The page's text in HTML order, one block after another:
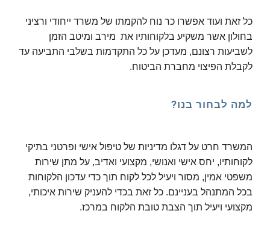
כל זאת ועוד אפשרו כר נוח להקמתו של משרד ייחודי ורציני
בחולון אשר משקיע בלקוחותיו את מירב ומיטב הזמן
לשביעות רצונם, מעדכן על כל התקדמות בשלבי התביעה עד
לקבלת הפיצוי מחברת הביטוח.
למה לבחור בנו?
המשרד חרט על דגלו מדיניות של טיפול אישי ופרטני בתיקי
לקוחותיו, יחס אישי ואנושי, מקצועי ואדיב, על מתן שירות
משפטי אמין, מסור ויעיל לכל לקוח תוך כדי עדכון הלקוחות
בכל המתנהל בעניינם. כל זאת בכדי להעניק שירות איכותי,
מקצועי ויעיל תוך הצבת טובת הלקוח במרכז.